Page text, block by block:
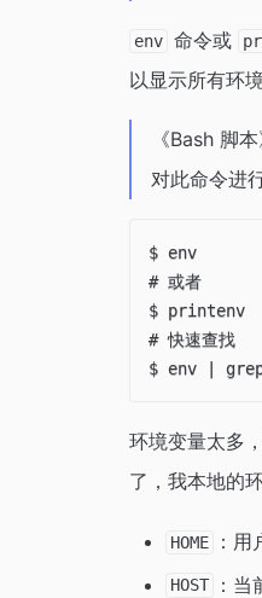
env 命令或
以显示所有环境
《Bash 脚
对此命令进
$ env
# 或者
$ printenv
# 快速查找
环境变量太多
了，我本地的
HOME ：用
HOST ：当